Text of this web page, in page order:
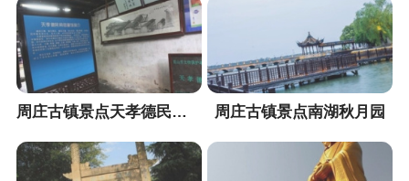
周庄古镇景点天孝德民间收藏馆 周庄古镇景点南湖秋月园